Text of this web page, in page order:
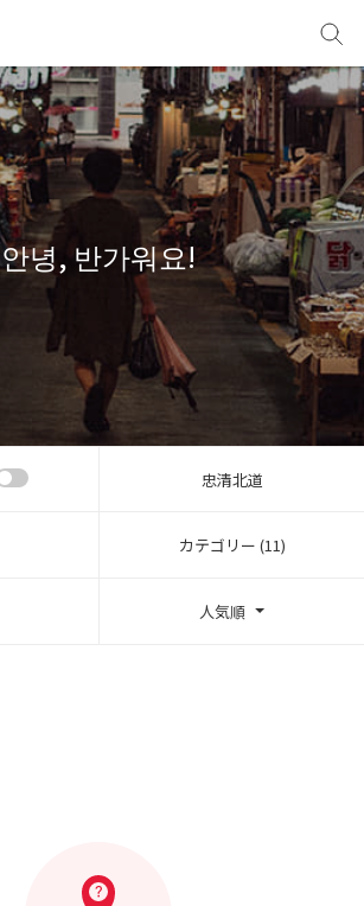
안녕, 반가워요!
忠清北道
カテゴリー (11)
人気順